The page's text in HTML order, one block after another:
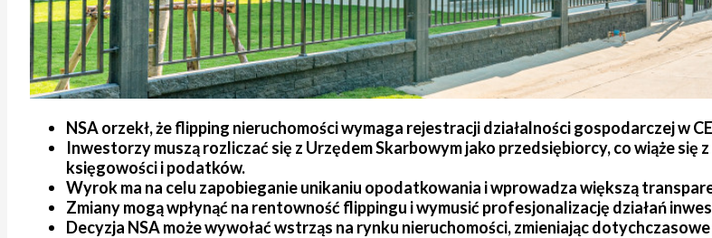
NSA orzekł, że flipping nieruchomości wymaga rejestracji działalności gospodarczej w
Inwestorzy muszą rozliczać się z Urzędem Skarbowym jako przedsiębiorcy, co wiąże się
księgowości i podatków.
Wyrok ma na celu zapobieganie unikaniu opodatkowania i wprowadza większą
Zmiany mogą wpłynąć na rentowność flippingu i wymusić profesjonalizację działań
Decyzja NSA może wywołać wstrząs na rynku nieruchomości, zmieniając